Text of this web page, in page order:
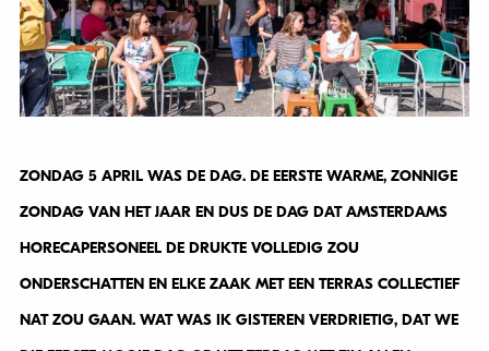
ZONDAG 5 APRIL WAS DE DAG. DE EERSTE WARME, ZONNIGE
ZONDAG VAN HET JAAR EN DUS DE DAG DAT AMSTERDAMS
HORECAPERSONEEL DE DRUKTE VOLLEDIG ZOU
ONDERSCHATTEN EN ELKE ZAAK MET EEN TERRAS COLLECTIEF
NAT ZOU GAAN. WAT WAS IK GISTEREN VERDRIETIG, DAT WE